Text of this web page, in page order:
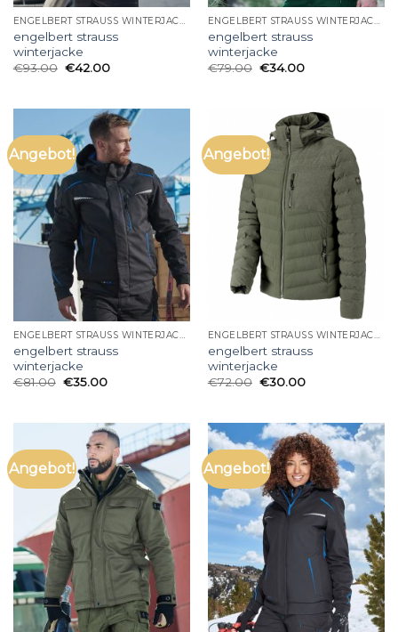
ENGELBERT STRAUSS WINTERJACKE
engelbert strauss
winterjacke
€93.00 €42.00
ENGELBERT STRAUSS WINTERJACKE
engelbert strauss
winterjacke
€79.00 €34.00
Angebot!
ENGELBERT STRAUSS WINTERJACKE
engelbert strauss
winterjacke
€81.00 €35.00
Angebot!
ENGELBERT STRAUSS WINTERJACKE
engelbert strauss
winterjacke
€72.00 €30.00
Angebot! Angebot!